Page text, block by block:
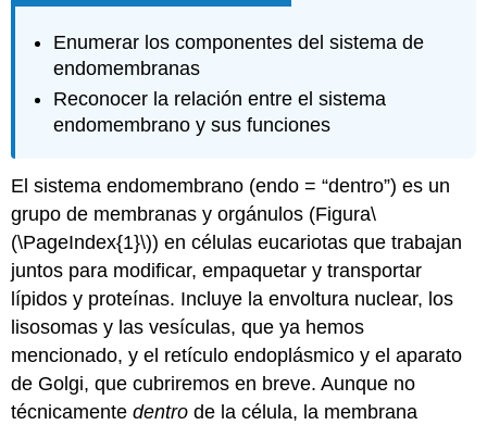
Enumerar los componentes del sistema de
endomembranas
Reconocer la relación entre el sistema
endomembrano y sus funciones
El sistema endomembrano (endo = “dentro”) es un
grupo de membranas y orgánulos (Figura\
(\PageIndex{1}\)) en células eucariotas que trabajan
juntos para modificar, empaquetar y transportar
lípidos y proteínas. Incluye la envoltura nuclear, los
lisosomas y las vesículas, que ya hemos
mencionado, y el retículo endoplásmico y el aparato
de Golgi, que cubriremos en breve. Aunque no
técnicamentedentro de la célula, la membrana